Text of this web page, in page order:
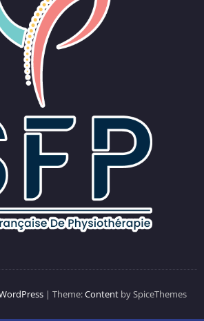
| Theme:Contentby SpiceThemes